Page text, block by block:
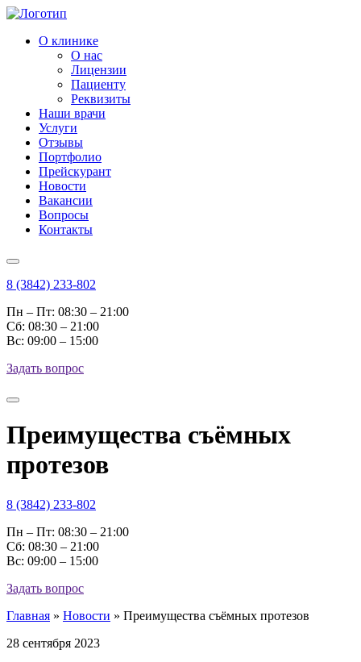
О клинике
О нас
Лицензии
Пациенту
Реквизиты
Наши врачи
Услуги
Отзывы
Портфолио
Прейскурант
Новости
Вакансии
Вопросы
Контакты
8 (3842) 233-802
Пн – Пт: 08:30 – 21:00
Cб: 08:30 – 21:00
Вс: 09:00 – 15:00
Задать вопрос
Преимущества съёмных
протезов
8 (3842) 233-802
Пн – Пт: 08:30 – 21:00
Cб: 08:30 – 21:00
Вс: 09:00 – 15:00
Задать вопрос
Главная » Новости » Преимущества съёмных протезов
28 сентября 2023